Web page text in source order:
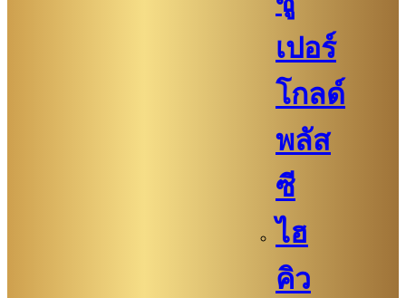
เปอร์
โกลด์
พลัส
ซี
ไฮ
คิว​